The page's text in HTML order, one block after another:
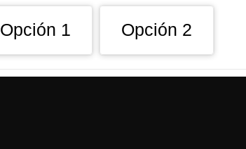
Opción 1 Opción 2